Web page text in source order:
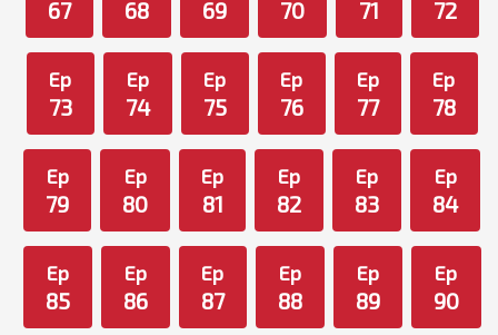
67 68 69 70 71 72
Ep
73
Ep
74
Ep
75
Ep
76
Ep
77
Ep
78
Ep
79
Ep
80
Ep
81
Ep
82
Ep
83
Ep
84
Ep
85
Ep
86
Ep
87
Ep
88
Ep
89
Ep
90